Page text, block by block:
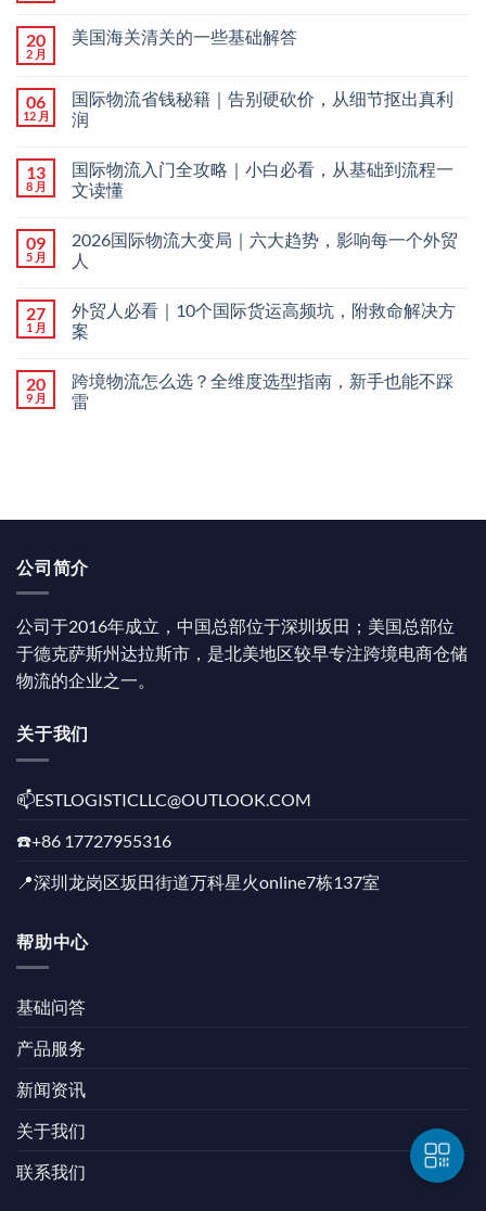
20
2 月
美国海关清关的一些基础解答
06
12 月
国际物流省钱秘籍｜告别硬砍价，从细节抠出真利
润
13
8 月
国际物流入门全攻略｜小白必看，从基础到流程一
文读懂
09
5 月
2026国际物流大变局｜六大趋势，影响每一个外贸
人
27
1 月
外贸人必看｜10个国际货运高频坑，附救命解决方
案
20
9 月
跨境物流怎么选？全维度选型指南，新手也能不踩
雷
公司简介
公司于2016年成立，中国总部位于深圳坂田；美国总部位
于德克萨斯州达拉斯市，是北美地区较早专注跨境电商仓储
物流的企业之一。
关于我们
📫️ESTLOGISTICLLC@OUTLOOK.COM
☎️+86 17727955316
📍深圳龙岗区坂田街道万科星火online7栋137室
帮助中心
基础问答
产品服务
新闻资讯
关于我们
联系我们